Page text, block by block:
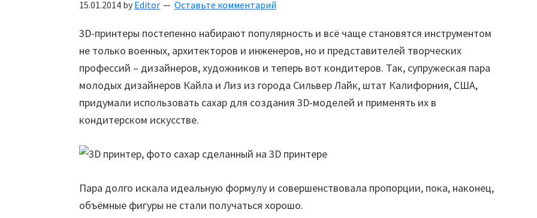
15.01.2014 by Editor Оставьте комментарий
3D-принтеры постепенно набирают популярность и всё чаще становятся инструментом
не только военных, архитекторов и инженеров, но и представителей творческих
профессий – дизайнеров, художников и теперь вот кондитеров. Так, супружеская пара
молодых дизайнеров Кайла и Лиз из города Сильвер Лайк, штат Калифорния, США,
придумали использовать сахар для создания 3D-моделей и применять их в
кондитерском искусстве.
Пара долго искала идеальную формулу и совершенствовала пропорции, пока, наконец,
объёмные фигуры не стали получаться хорошо.